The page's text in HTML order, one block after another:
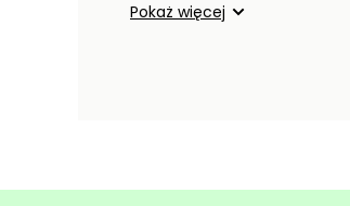
Pokaż więcej